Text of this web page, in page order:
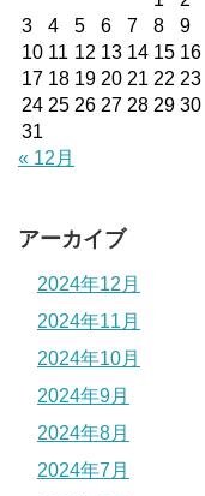
3
4 5 6 7 8
9
10 11 12 13 14 15 16
17 18 19 20 21 22 23
24 25 26 27 28 29 30
31
« 12月
アーカイブ
2024年12月
2024年11月
2024年10月
2024年9月
2024年8月
2024年7月